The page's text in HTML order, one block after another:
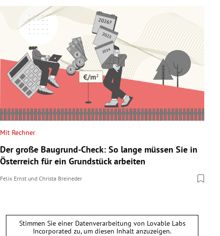
Mit Rechner
Der große Baugrund-Check: So lange müssen Sie in
Österreich für ein Grundstück arbeiten
Felix Ernst und Christa Breineder
Stimmen Sie einer Datenverarbeitung von Lovable Labs
Incorporated zu, um diesen Inhalt anzuzeigen.